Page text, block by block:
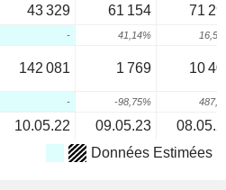
43 329 61 154 71
- 41,14%
142 081 1 769 10
- -98,75%
10.05.22 09.05.23
Données Estimées